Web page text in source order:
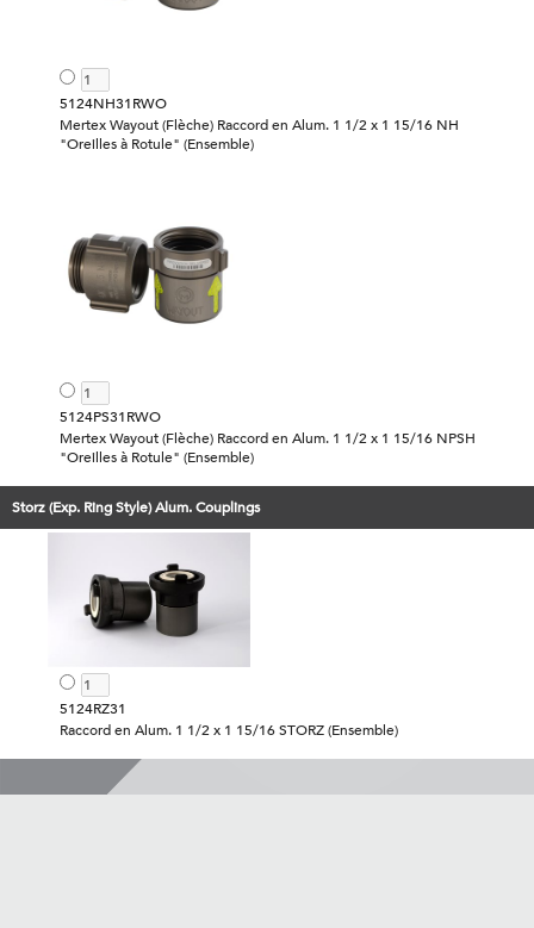
5124NH31RWO
Mertex Wayout (Flèche) Raccord en Alum. 1 1/2 x 1 15/16 NH
"Oreilles à Rotule" (Ensemble)
5124PS31RWO
Mertex Wayout (Flèche) Raccord en Alum. 1 1/2 x 1 15/16 NPSH
"Oreilles à Rotule" (Ensemble)
Storz (Exp. Ring Style) Alum. Couplings
5124RZ31
Raccord en Alum. 1 1/2 x 1 15/16 STORZ (Ensemble)